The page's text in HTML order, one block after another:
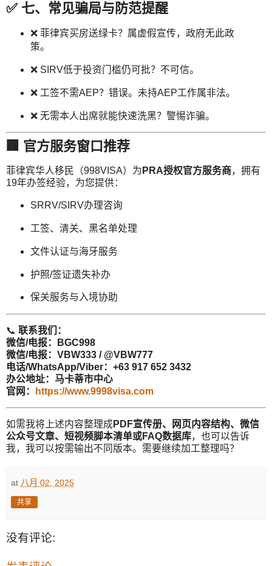
✅ 七、常见骗局与防范提醒
❌ 菲律宾买房送绿卡？属虚假宣传，政府无此政
策。
❌ SIRV低于投资门槛仍可批？不可信。
❌ 工签不需AEP？错误。未持AEP工作属非法。
❌ 无需本人出席就能快速洗黑？警惕诈骗。
🏢 官方服务窗口推荐
菲律宾华人移民（998VISA）为 PRA授权官方服务商，拥有
19年办签经验，为您提供：
SRRV/SIRV办理咨询
工签、清关、黑名单处理
文件认证与海牙服务
护照/签证遗失补办
保关服务与入境协助
📞 联系我们：
微信/电报：BGC998
微信/电报：VBW333 / @VBW777
电话/WhatsApp/Viber：+63 917 652 3432
办公地址：马卡蒂市中心
官网：
https://www.9998visa.com
如需我将上述内容整理成 PDF宣传册、网页内容结构、微信
公众号文章、短视频脚本清单或FAQ数据库，也可以告诉
我，我可以按需输出不同版本。需要继续加工整理吗？
at 八月 02, 2025
共享
没有评论: